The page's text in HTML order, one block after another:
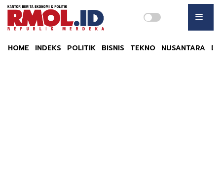
HOME INDEKS POLITIK BISNIS TEKNO NUSANTARA